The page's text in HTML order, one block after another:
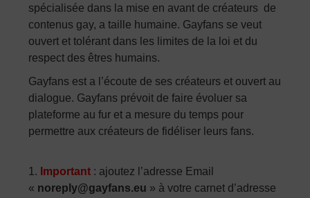
spécialisée dans la mise en avant de créateurs de
contenus gay, a taille humaine. Gayfans se veut
ouvert et tolérant dans les limites de la loi et du
respect des êtres humains.
Gayfans est a l’écoute de ses créateurs et ouvert au
dialogue. Gayfans prévoit de faire évoluer sa
plateforme au fur et a mesure du temps pour
permettre aux créateurs de fidéliser leurs fans.
1. Important : ajoutez l’adresse Email
« noreply@gayfans.eu » à votre carnet d’adresse